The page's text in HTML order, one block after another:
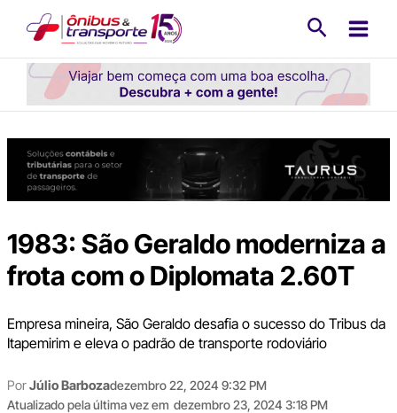
conteúdo
1983: São Geraldo moderniza a
frota com o Diplomata 2.60T
Empresa mineira, São Geraldo desafia o sucesso do Tribus da
Itapemirim e eleva o padrão de transporte rodoviário
PorJúlio Barbozadezembro 22, 2024 9:32 PM
Atualizado pela última vez em dezembro 23, 2024 3:18 PM